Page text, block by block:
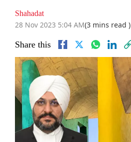
Shahadat
28 Nov 2023 5:04 AM(3 mins read )
Share this